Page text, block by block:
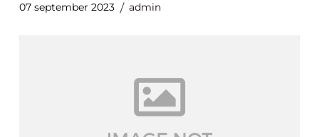
07 september 2023 admin